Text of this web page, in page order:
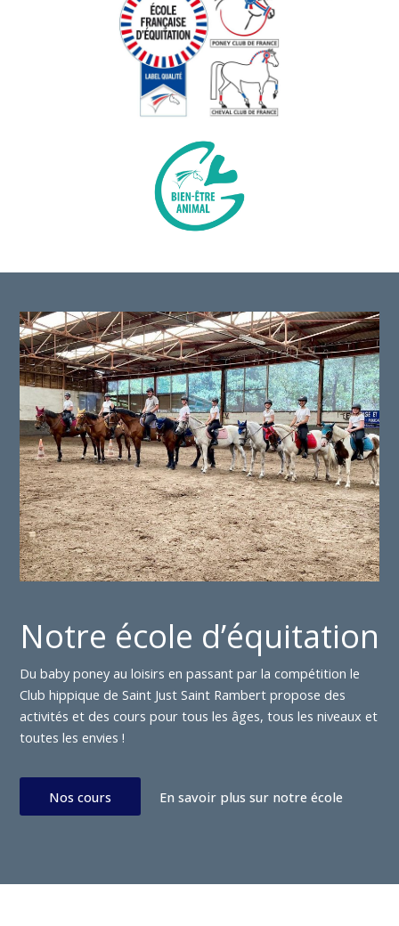
Notre école d’équitation
Du baby poney au loisirs en passant par la compétition le
Club hippique de Saint Just Saint Rambert propose des
activités et des cours pour tous les âges, tous les niveaux et
toutes les envies !
Nos cours En savoir plus sur notre école